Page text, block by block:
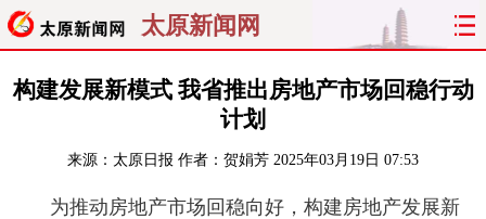
太原新闻网
首页 聚焦 太原 山西
构建发展新模式 我省推出房地产市场回稳行动
计划
来源： 太原日报 作者：贺娟芳 2025年03月19日 07:53
为推动房地产市场回稳向好，构建房地产发展新